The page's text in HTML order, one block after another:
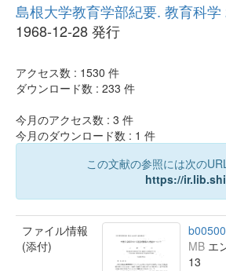
島根大学教育学部紀要. 教育科学
1968-12-28 発行
アクセス数 : 1530 件
ダウンロード数 : 233 件
今月のアクセス数 : 3 件
今月のダウンロード数 : 1 件
この文献の参照には次の
https://
ファイル情報
(添付)
MB エ
13